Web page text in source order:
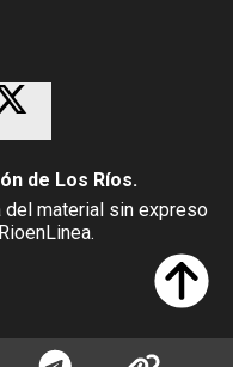
de Los Ríos.
del material sin expreso